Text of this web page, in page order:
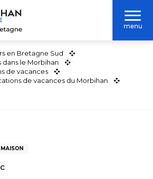
menu
en Bretagne Sud
le Morbihan
de vacances
de vacances du Morbihan
MAISON